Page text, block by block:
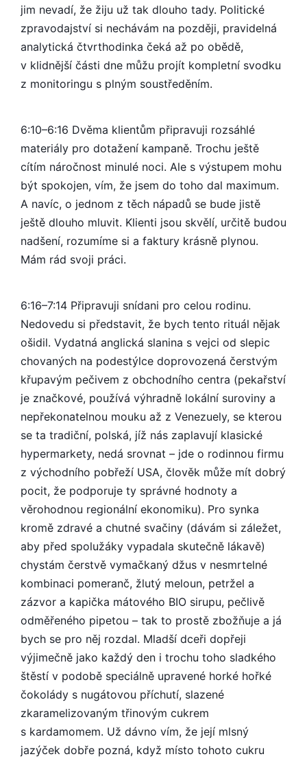
jim nevadí, že žiju už tak dlouho tady. Politické
zpravodajství si nechávám na později, pravidelná
analytická čtvrthodinka čeká až po obědě,
v klidnější části dne můžu projít kompletní svodku
z monitoringu s plným soustředěním.
6:10–6:16 Dvěma klientům připravuji rozsáhlé
materiály pro dotažení kampaně. Trochu ještě
cítím náročnost minulé noci. Ale s výstupem mohu
být spokojen, vím, že jsem do toho dal maximum.
A navíc, o jednom z těch nápadů se bude jistě
ještě dlouho mluvit. Klienti jsou skvělí, určitě budou
nadšení, rozumíme si a faktury krásně plynou.
Mám rád svoji práci.
6:16–7:14 Připravuji snídani pro celou rodinu.
Nedovedu si představit, že bych tento rituál nějak
ošidil. Vydatná anglická slanina s vejci od slepic
chovaných na podestýlce doprovozená čerstvým
křupavým pečivem z obchodního centra (pekařství
je značkové, používá výhradně lokální suroviny a
nepřekonatelnou mouku až z Venezuely, se kterou
se ta tradiční, polská, jíž nás zaplavují klasické
hypermarkety, nedá srovnat – jde o rodinnou firmu
z východního pobřeží USA, člověk může mít dobrý
pocit, že podporuje ty správné hodnoty a
věrohodnou regionální ekonomiku). Pro synka
kromě zdravé a chutné svačiny (dávám si záležet,
aby před spolužáky vypadala skutečně lákavě)
chystám čerstvě vymačkaný džus v nesmrtelné
kombinaci pomeranč, žlutý meloun, petržel a
zázvor a kapička mátového BIO sirupu, pečlivě
odměřeného pipetou – tak to prostě zbožňuje a já
bych se pro něj rozdal. Mladší dceři dopřeji
výjimečně jako každý den i trochu toho sladkého
štěstí v podobě speciálně upravené horké hořké
čokolády s nugátovou příchutí, slazené
zkaramelizovaným třinovým cukrem
s kardamomem. Už dávno vím, že její mlsný
jazýček dobře pozná, když místo tohoto cukru